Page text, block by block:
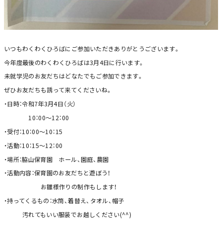
いつもわくわくひろばにご参加いただきありがとうございます。
今年度最後のわくわくひろばは3月4日に行います。
未就学児のお友だちはどなたでもご参加できます。
ぜひお友だちも誘って来てくださいね。
・日時：令和7年3月4日（火）
10：00～12：00
・受付：10：00～10：15
・活動：10：15～12：00
・場所：脇山保育園 ホール、園庭、農園
・活動内容：保育園のお友だちと遊ぼう！
お雛様作りの制作もします！
・持ってくるもの：水筒、着替え、タオル、帽子
汚れてもいい服装でお越しください(^^)